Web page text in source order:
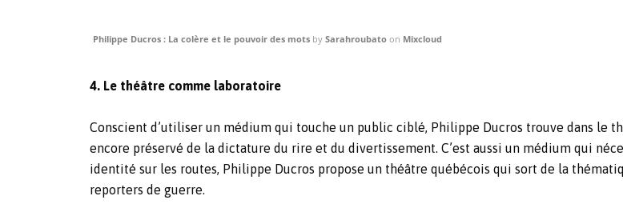
Philippe Ducros : La colère et le pouvoir des mots by Sarahroubato on Mixcloud
4. Le théâtre comme laboratoire
Conscient d’utiliser un médium qui touche un public ciblé, Philippe Ducros trouve dans le
encore préservé de la dictature du rire et du divertissement. C’est aussi un médium qui
identité sur les routes, Philippe Ducros propose un théâtre québécois qui sort de la
reporters de guerre.